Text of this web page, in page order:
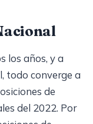
los años, y a
todo converge a
de
del 2022. Por